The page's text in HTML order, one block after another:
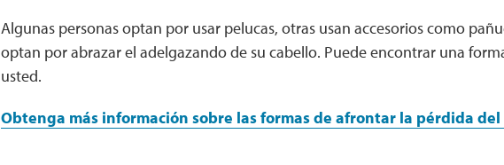
Algunas personas optan por usar pelucas, otras usan accesorios como
optan por abrazar el adelgazando de su cabello. Puede encontrar una
usted.
Obtenga más información sobre las formas de afrontar la pérdida del